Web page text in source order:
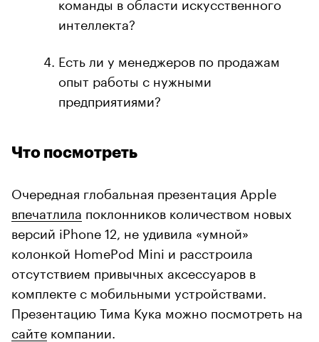
интеллекта?
Есть ли у менеджеров по продажам
опыт работы с нужными
предприятиями?
Что посмотреть
Очередная глобальная презентация Apple
впечатлила поклонников количеством новых
версий iPhone 12, не удивила «умной»
колонкой HomePod Mini и расстроила
отсутствием привычных аксессуаров в
комплекте с мобильными устройствами.
Презентацию Тима Кука можно посмотреть на
сайте компании.